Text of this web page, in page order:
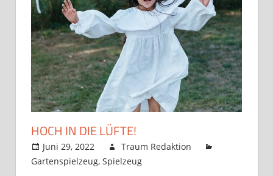
HOCH IN DIE LÜFTE!
Juni 29, 2022
Traum Redaktion
Gartenspielzeug, Spielzeug